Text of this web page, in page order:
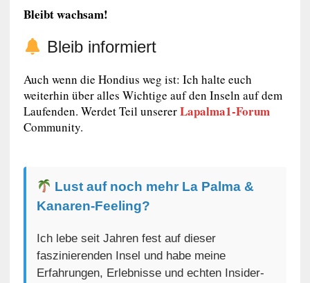
Bleibt wachsam!
Bleib informiert
Auch wenn die Hondius weg ist: Ich halte euch
weiterhin über alles Wichtige auf den Inseln auf dem
Laufenden. Werdet Teil unsererLapalma1-Forum
Community.
Lust auf noch mehr La Palma &
Kanaren-Feeling?
Ich lebe seit Jahren fest auf dieser
faszinierenden Insel und habe meine
Erfahrungen, Erlebnisse und echten Insider-